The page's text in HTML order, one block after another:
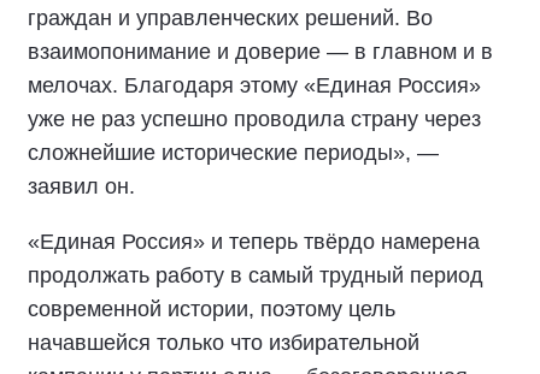
граждан и управленческих решений. Во
взаимопонимание и доверие — в главном и в
мелочах. Благодаря этому «Единая Россия»
уже не раз успешно проводила страну через
сложнейшие исторические периоды», —
заявил он.
«Единая Россия» и теперь твёрдо намерена
продолжать работу в самый трудный период
современной истории, поэтому цель
начавшейся только что избирательной